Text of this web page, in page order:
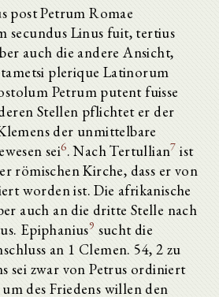
post Petrum Romae
secundus Linus fuit, tertius
auch die andere Ansicht,
plerique Latinorum
Petrum putent fuisse
Stellen pflichtet er der
der unmittelbare
sei6. Nach Tertullian7 ist
römischen Kirche, dass er von
worden ist. Die afrikanische
auch an die dritte Stelle nach
Epiphanius9 sucht die
an 1 Clemen. 54, 2 zu
sei zwar von Petrus ordiniert
des Friedens willen den